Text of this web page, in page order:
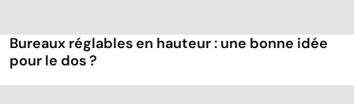
Bureaux réglables en hauteur : une bonne idée
pour le dos ?